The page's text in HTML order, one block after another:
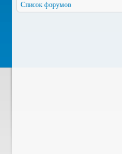
Список форумов